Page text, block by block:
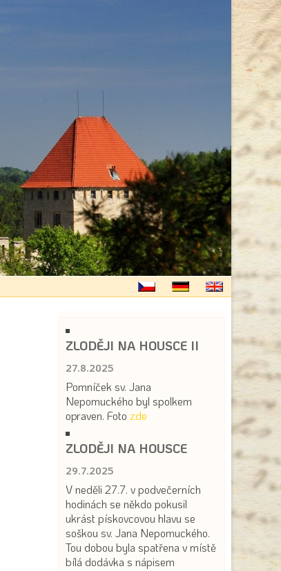
ZLODĚJI NA HOUSCE II
27.8.2025
Pomníček sv. Jana
Nepomuckého byl spolkem
opraven. Foto zde
ZLODĚJI NA HOUSCE
29.7.2025
V neděli 27.7. v podvečerních
hodinách se někdo pokusil
ukrást pískovcovou hlavu se
soškou sv. Jana Nepomuckého.
Tou dobou byla spatřena v místě
bílá dodávka s nápisem